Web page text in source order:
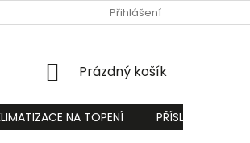
OCHRANY OSOBNÍCH ÚDAJŮ
Přihlášení
NÁKUPNÍ
Prázdný košík
NA TOPENÍ
PŘÍSLUŠENSTVÍ